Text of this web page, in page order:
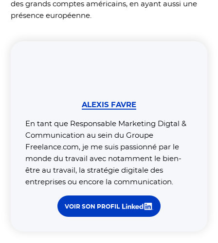
des grands comptes américains, en ayant aussi une
présence européenne.
ALEXIS FAVRE
En tant que Responsable Marketing Digtal &
Communication au sein du Groupe
Freelance.com, je me suis passionné par le
monde du travail avec notamment le bien-
être au travail, la stratégie digitale des
entreprises ou encore la communication.
VOIR SON PROFIL